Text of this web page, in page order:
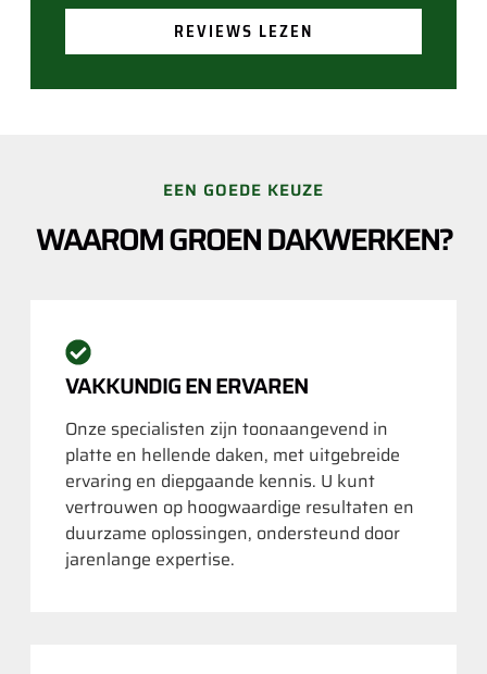
REVIEWS LEZEN
EEN GOEDE KEUZE
WAAROM GROEN DAKWERKEN?
VAKKUNDIG EN ERVAREN
Onze specialisten zijn toonaangevend in
platte en hellende daken, met uitgebreide
ervaring en diepgaande kennis. U kunt
vertrouwen op hoogwaardige resultaten en
duurzame oplossingen, ondersteund door
jarenlange expertise.